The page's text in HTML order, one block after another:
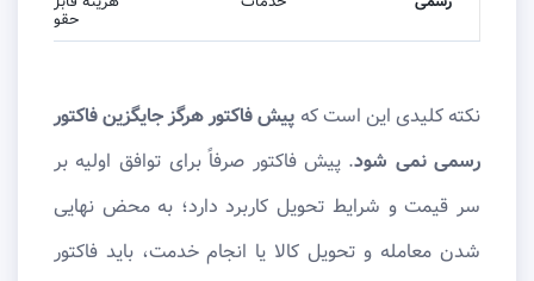
حقوقی
نکته کلیدی این است که پیش فاکتور هرگز جایگزین فاکتور
رسمی نمی شود. پیش فاکتور صرفاً برای توافق اولیه بر
سر قیمت و شرایط تحویل کاربرد دارد؛ به محض نهایی
شدن معامله و تحویل کالا یا انجام خدمت، باید فاکتور